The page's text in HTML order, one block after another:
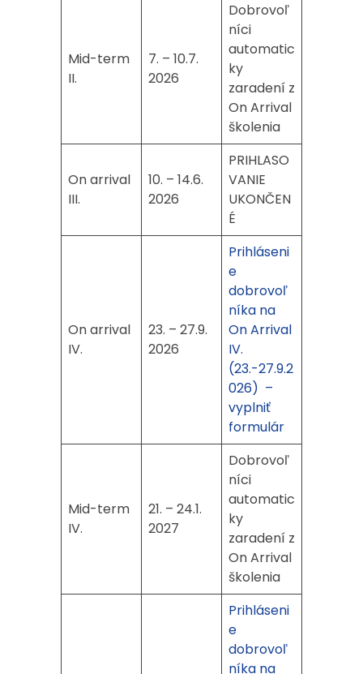
Mid-term
II.
7. – 10.7.
2026
Dobrovoľ
níci
automatic
ky
zaradení z
On Arrival
školenia
On arrival
III.
10. – 14.6.
2026
PRIHLASO
VANIE
UKONČEN
É
On arrival
IV.
23. – 27.9.
2026
Prihláseni
e
dobrovoľ
níka na
On Arrival
IV.
(23.-27.9.2
026) –
vyplniť
formulár
Mid-term
IV.
21. – 24.1.
2027
Dobrovoľ
níci
automatic
ky
zaradení z
On Arrival
školenia
Prihláseni
e
dobrovoľ
níka na